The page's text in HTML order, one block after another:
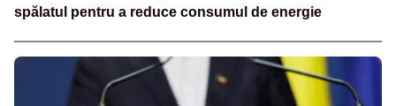
spălatul pentru a reduce consumul de energie